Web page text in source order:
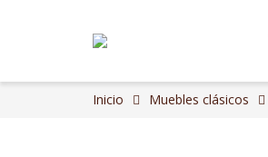
Inicio Muebles clásicos